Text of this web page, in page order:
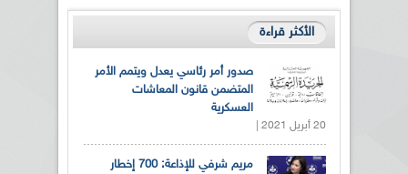
الأكثر قراءة
صدور أمر رئاسي يعدل ويتمم الأمر
المتضمن قانون المعاشات
العسكرية
20 أبريل 2021 |
مريم شرفي للإذاعة: 700 إخطار